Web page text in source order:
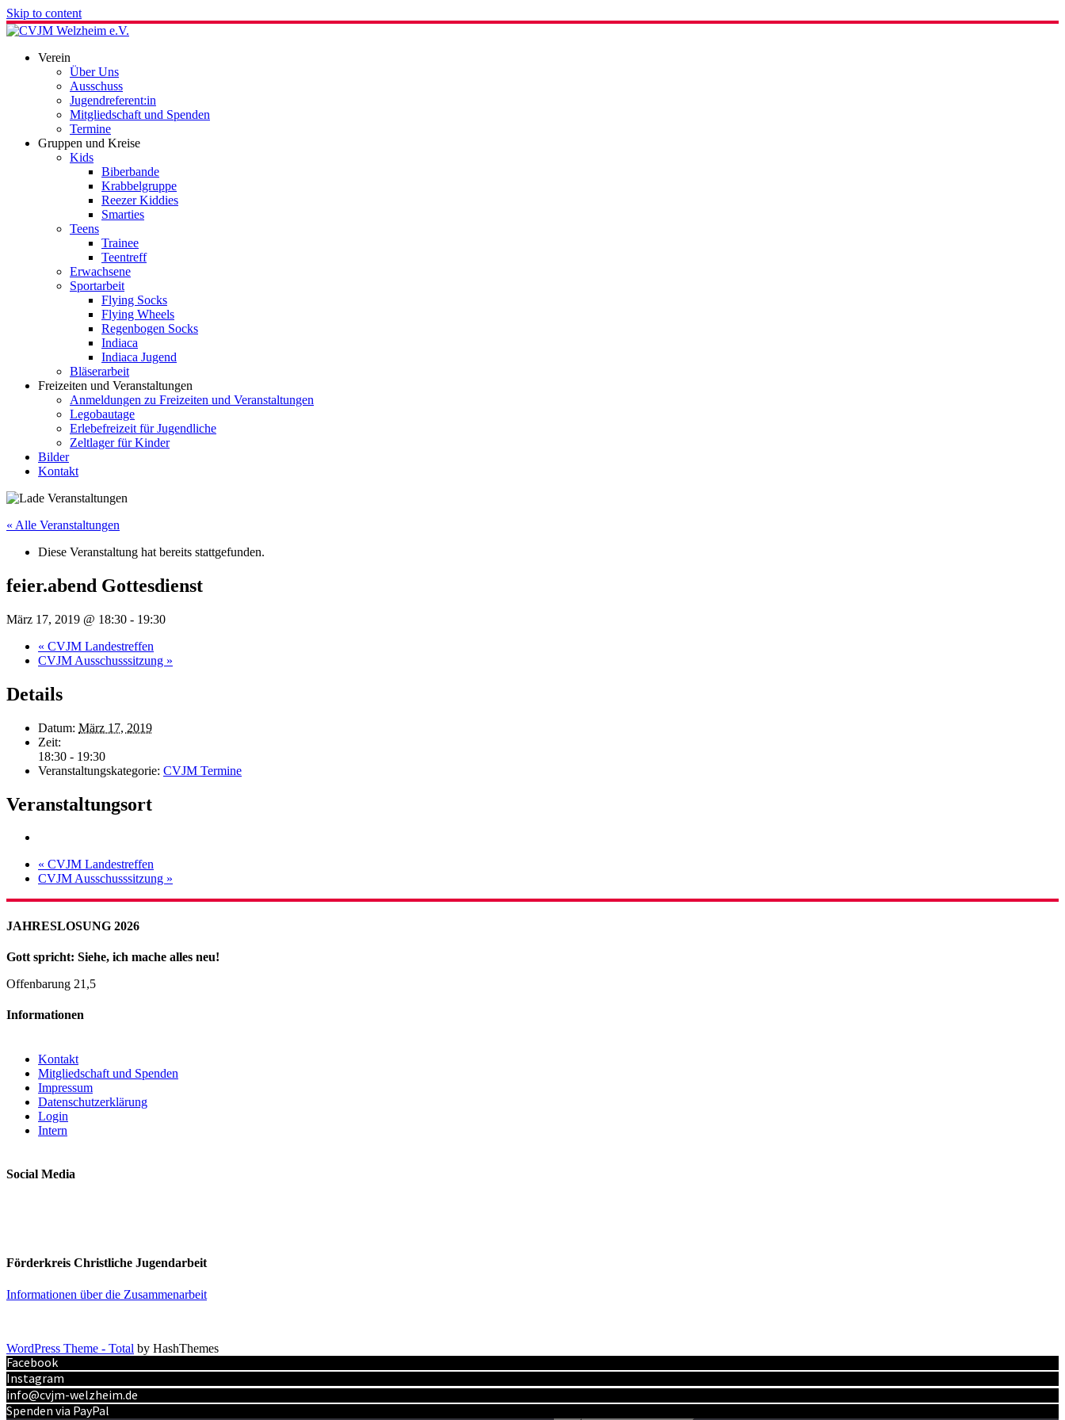
Skip to content
Verein
Über Uns
Ausschuss
Jugendreferent:in
Mitgliedschaft und Spenden
Termine
Gruppen und Kreise
Kids
Biberbande
Krabbelgruppe
Reezer Kiddies
Smarties
Teens
Trainee
Teentreff
Erwachsene
Sportarbeit
Flying Socks
Flying Wheels
Regenbogen Socks
Indiaca
Indiaca Jugend
Bläserarbeit
Freizeiten und Veranstaltungen
Anmeldungen zu Freizeiten und Veranstaltungen
Legobautage
Erlebefreizeit für Jugendliche
Zeltlager für Kinder
Bilder
Kontakt
« Alle Veranstaltungen
Diese Veranstaltung hat bereits stattgefunden.
feier.abend Gottesdienst
März 17, 2019 @ 18:30 - 19:30
« CVJM Landestreffen
CVJM Ausschusssitzung »
Details
Datum: März 17, 2019
Zeit:
18:30 - 19:30
Veranstaltungskategorie: CVJM Termine
Veranstaltungsort
« CVJM Landestreffen
CVJM Ausschusssitzung »
JAHRESLOSUNG 2026
Gott spricht: Siehe, ich mache alles neu!
Offenbarung 21,5
Informationen
Kontakt
Mitgliedschaft und Spenden
Impressum
Datenschutzerklärung
Login
Intern
Social Media
Förderkreis Christliche Jugendarbeit
Informationen über die Zusammenarbeit
WordPress Theme - Total by HashThemes
Facebook
Instagram
info@cvjm-welzheim.de
Spenden via PayPal